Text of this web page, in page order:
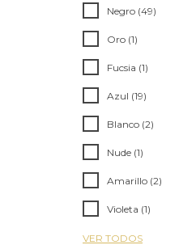
Negro (49)
Oro (1)
Fucsia (1)
Azul (19)
Blanco (2)
Nude (1)
Amarillo (2)
Violeta (1)
VER TODOS